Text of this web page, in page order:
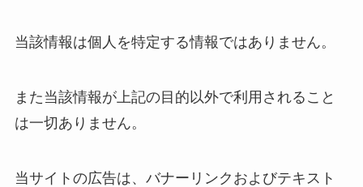
当該情報は個人を特定する情報ではありません。
また当該情報が上記の目的以外で利用されること
は一切ありません。
当サイトの広告は、バナーリンクおよびテキスト